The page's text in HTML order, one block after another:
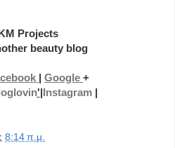
Projects
beauty blog
| Google +
'|Instagram |
8:14 π.μ.